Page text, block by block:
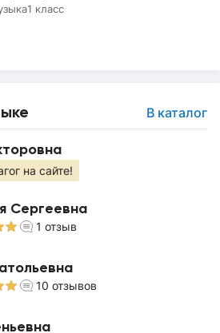
1 класс
В каталог
на сайте!
Сергеевна
1 отзыв
10 отзывов